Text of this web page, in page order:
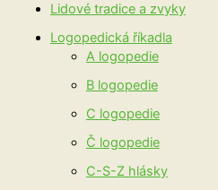
Lidové tradice a zvyky
Logopedická říkadla
A logopedie
B logopedie
C logopedie
Č logopedie
C-S-Z hlásky